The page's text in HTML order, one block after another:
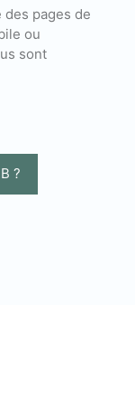
pages de
ou
sont
?